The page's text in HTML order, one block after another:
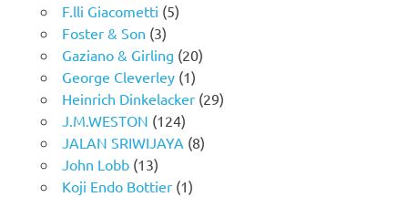
F.lli Giacometti (5)
Foster & Son (3)
Gaziano & Girling (20)
George Cleverley(1)
Heinrich Dinkelacker(29)
J.M.WESTON (124)
JALAN SRIWIJAYA (8)
John Lobb(13)
Koji Endo Bottier(1)